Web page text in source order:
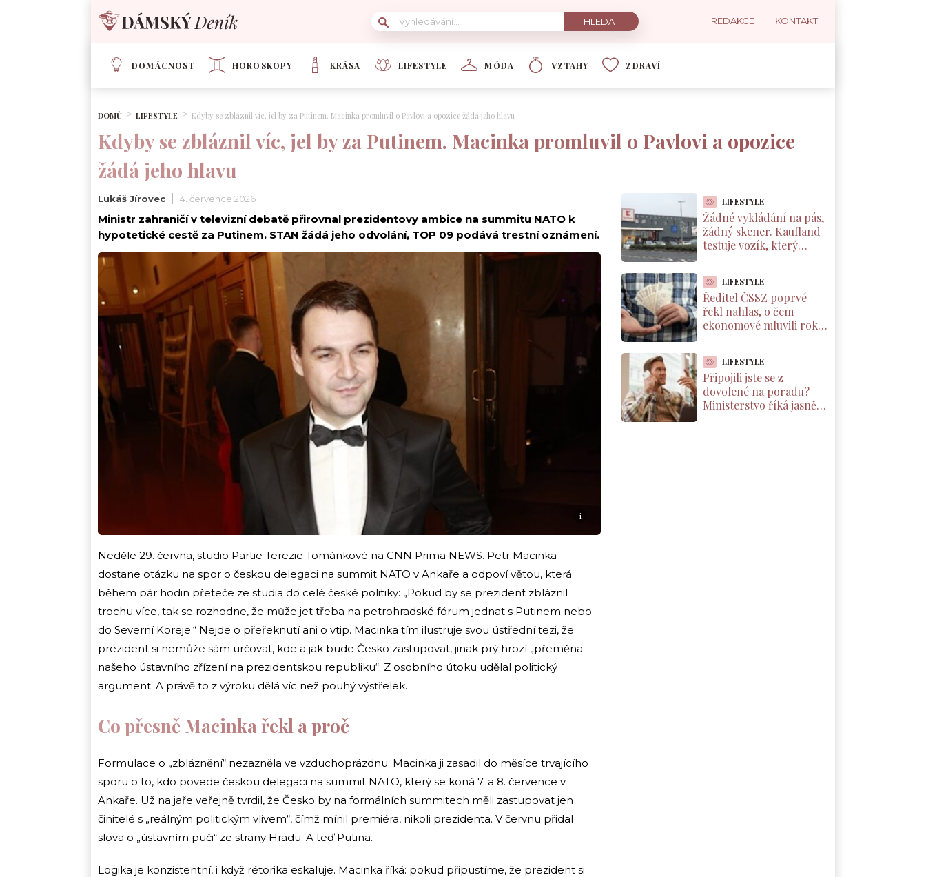
REDAKCE KONTAKT
DOMÁCNOST HOROSKOPY KRÁSA LIFESTYLE MÓDA VZTAHY ZDRAVÍ
DOMŮ LIFESTYLE Kdyby se zbláznil víc, jel by za Putinem. Macinka promluvil o Pavlovi a opozice žádá jeho hlavu
Kdyby se zbláznil víc, jel by za Putinem. Macinka promluvil o Pavlovi a opozice
žádá jeho hlavu
Lukáš Jírovec 4. července 2026
Ministr zahraničí v televizní debatě přirovnal prezidentovy ambice na summitu NATO k
hypotetické cestě za Putinem. STAN žádá jeho odvolání, TOP 09 podává trestní oznámení.
i
Neděle 29. června, studio Partie Terezie Tománkové na CNN Prima NEWS. Petr Macinka
dostane otázku na spor o českou delegaci na summit NATO v Ankaře a odpoví větou, která
během pár hodin přeteče ze studia do celé české politiky: „Pokud by se prezident zbláznil
trochu více, tak se rozhodne, že může jet třeba na petrohradské fórum jednat s Putinem nebo
do Severní Koreje.“ Nejde o přeřeknutí ani o vtip. Macinka tím ilustruje svou ústřední tezi, že
prezident si nemůže sám určovat, kde a jak bude Česko zastupovat, jinak prý hrozí „přeměna
našeho ústavního zřízení na prezidentskou republiku“. Z osobního útoku udělal politický
argument. A právě to z výroku dělá víc než pouhý výstřelek.
Co přesně Macinka řekl a proč
Formulace o „zbláznění“ nezazněla ve vzduchoprázdnu. Macinka ji zasadil do měsíce trvajícího
sporu o to, kdo povede českou delegaci na summit NATO, který se koná 7. a 8. července v
Ankaře. Už na jaře veřejně tvrdil, že Česko by na formálních summitech měli zastupovat jen
činitelé s „reálným politickým vlivem“, čímž mínil premiéra, nikoli prezidenta. V červnu přidal
slova o „ústavním puči“ ze strany Hradu. A teď Putina.
Logika je konzistentní, i když rétorika eskaluje. Macinka říká: pokud připustíme, že prezident si
LIFESTYLE
Žádné vykládání na pás,
žádný skener. Kaufland
testuje vozík, který
sebe
LIFESTYLE
Ředitel ČSSZ poprvé
řekl nahlas, o čem
ekonomové mluvili roky.
o 1800 Kč měsíčně
LIFESTYLE
Připojili jste se z
dovolené na poradu?
Ministerstvo říká jasně: